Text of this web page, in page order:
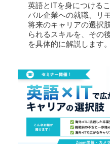
英語とITを身につける
バル企業への就職、リ
将来のキャリアの選択
られるスキルを、その
を具体的に解説します。